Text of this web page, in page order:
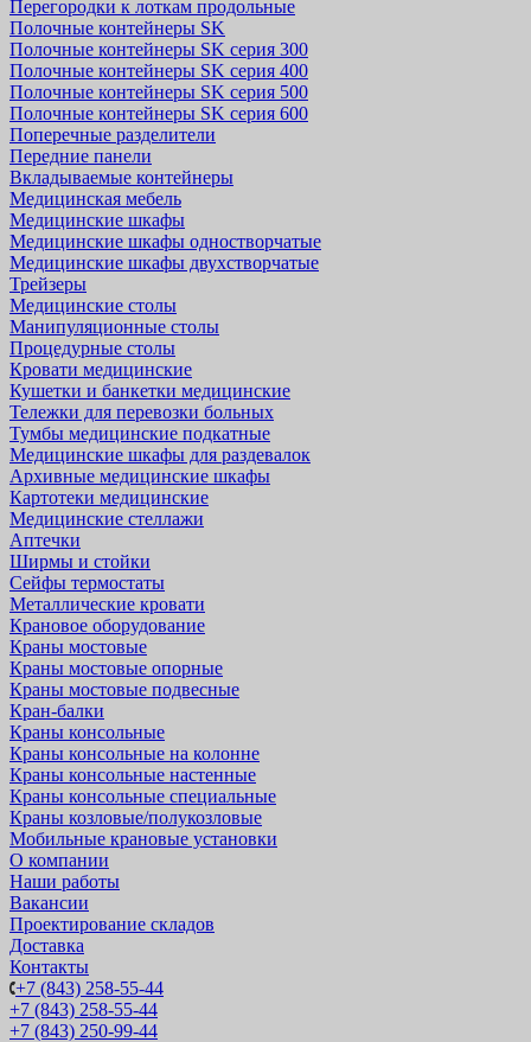
Перегородки к лоткам продольные
Полочные контейнеры SK
Полочные контейнеры SK серия 300
Полочные контейнеры SK серия 400
Полочные контейнеры SK серия 500
Полочные контейнеры SK серия 600
Поперечные разделители
Передние панели
Вкладываемые контейнеры
Медицинская мебель
Медицинские шкафы
Медицинские шкафы одностворчатые
Медицинские шкафы двухстворчатые
Трейзеры
Медицинские столы
Манипуляционные столы
Процедурные столы
Кровати медицинские
Кушетки и банкетки медицинские
Тележки для перевозки больных
Тумбы медицинские подкатные
Медицинские шкафы для раздевалок
Архивные медицинские шкафы
Картотеки медицинские
Медицинские стеллажи
Аптечки
Ширмы и стойки
Сейфы термостаты
Металлические кровати
Крановое оборудование
Краны мостовые
Краны мостовые опорные
Краны мостовые подвесные
Кран-балки
Краны консольные
Краны консольные на колонне
Краны консольные настенные
Краны консольные специальные
Краны козловые/полукозловые
Мобильные крановые установки
О компании
Наши работы
Вакансии
Проектирование складов
Доставка
Контакты
+7 (843) 258-55-44
+7 (843) 258-55-44
+7 (843) 250-99-44